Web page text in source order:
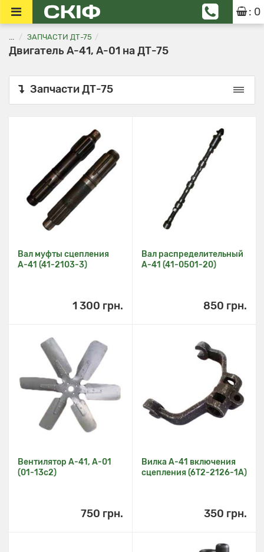
: 0
... ЗАПЧАСТИ ДТ-75
Двигатель А-41, А-01 на ДТ-75
Запчасти ДТ-75
Вал муфты сцепления
А-41 (41-2103-3)
1 300 грн.
Вал распределительный
А-41 (41-0501-20)
850 грн.
Вентилятор А-41, А-01
(01-13c2)
750 грн.
Вилка А-41 включения
сцепления (6Т2-2126-1А)
350 грн.